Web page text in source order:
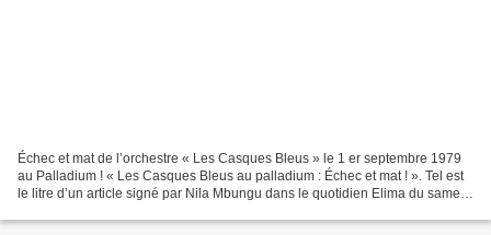
Échec et mat de l’orchestre « Les Casques Bleus » le 1 er septembre 1979
au Palladium ! « Les Casques Bleus au palladium : Échec et mat ! ». Tel est
le litre d’un article signé par Nila Mbungu dans le quotidien Elima du samedi